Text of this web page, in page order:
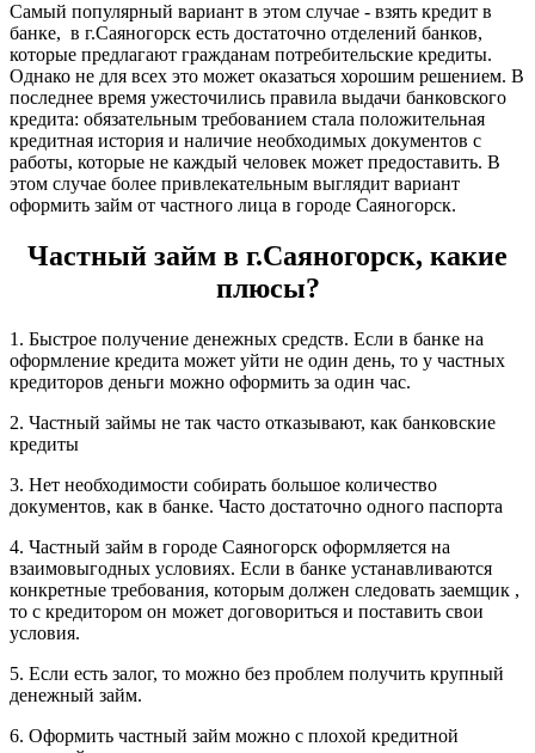
Самый популярный вариант в этом случае - взять кредит в
банке, в г.Саяногорск есть достаточно отделений банков,
которые предлагают гражданам потребительские кредиты.
Однако не для всех это может оказаться хорошим решением. В
последнее время ужесточились правила выдачи банковского
кредита: обязательным требованием стала положительная
кредитная история и наличие необходимых документов с
работы, которые не каждый человек может предоставить. В
этом случае более привлекательным выглядит вариант
оформить займ от частного лица в городе Саяногорск.
Частный займ в г.Саяногорск, какие
плюсы?
1. Быстрое получение денежных средств. Если в банке на
оформление кредита может уйти не один день, то у частных
кредиторов деньги можно оформить за один час.
2. Частный займы не так часто отказывают, как банковские
кредиты
3. Нет необходимости собирать большое количество
документов, как в банке. Часто достаточно одного паспорта
4. Частный займ в городе Саяногорск оформляется на
взаимовыгодных условиях. Если в банке устанавливаются
конкретные требования, которым должен следовать заемщик ,
то с кредитором он может договориться и поставить свои
условия.
5. Если есть залог, то можно без проблем получить крупный
денежный займ.
6. Оформить частный займ можно с плохой кредитной